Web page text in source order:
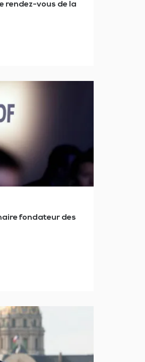
rendez-vous de la
fondateur des